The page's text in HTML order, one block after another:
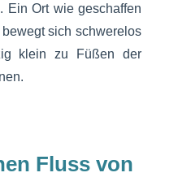
Ein Ort wie geschaffen
sich schwerelos
klein zu Füßen der
Fluss von